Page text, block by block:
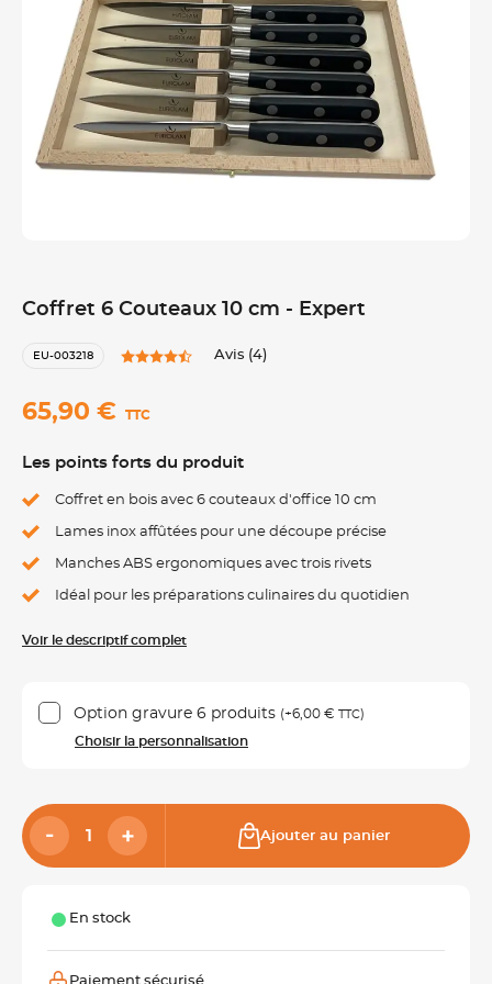
Coffret 6 Couteaux 10 cm - Expert
EU-003218 Avis (4)
65,90 € TTC
Les points forts du produit
Coffret en bois avec 6 couteaux d'office 10 cm
Lames inox affûtées pour une découpe précise
Manches ABS ergonomiques avec trois rivets
Idéal pour les préparations culinaires du quotidien
Voir le descriptif complet
Option gravure 6 produits (+6,00 € TTC)
Choisir la personnalisation
Ajouter au panier
En stock